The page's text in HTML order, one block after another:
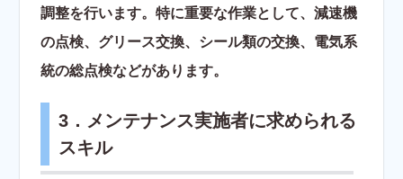
調整を行います。特に重要な作業として、減速機
の点検、グリース交換、シール類の交換、電気系
統の総点検などがあります。
3．メンテナンス実施者に求められる
スキル